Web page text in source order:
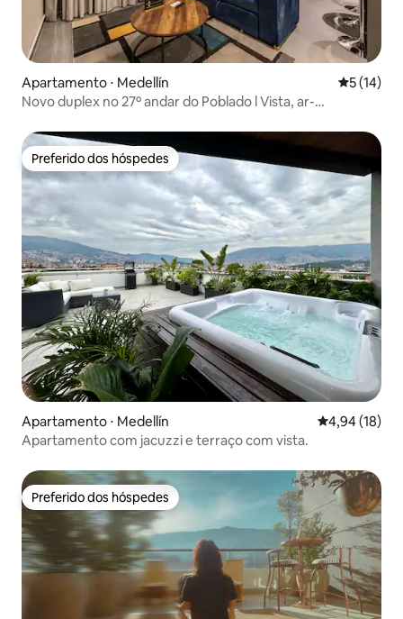
Apartamento ⋅ Medellín 5 de uma
5 (14)
Novo duplex no 27º andar do Poblado l Vista, ar-
Preferido dos hóspedes
Preferido dos hóspedes
Apartamento ⋅ Medellín 4,94 de uma
4,94 (18)
Apartamento com jacuzzi e terraço com vista.
Preferido dos hóspedes
Preferido dos hóspedes